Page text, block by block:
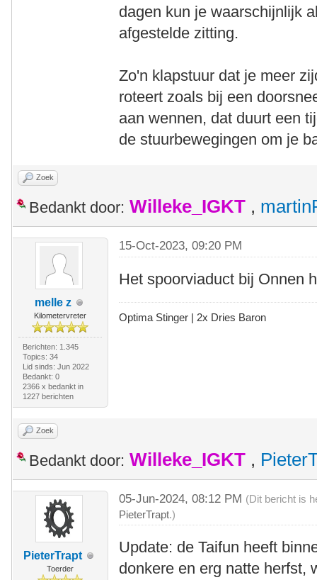
dagen kun je waarschijnlijk
afgestelde zitting.
Zo'n klapstuur dat je meer
roteert zoals bij een
aan wennen, dat duurt een
de stuurbewegingen om je
Zoek
Bedankt door: Willeke_IGKT ,
melle z
Kilometervreter
Berichten: 1.345
Topics: 34
Lid sinds: Jun 2022
Bedankt: 0
2366 x bedankt in
1227 berichten
15-Oct-2023, 09:20 PM
Het spoorviaduct bij Onnen
Optima Stinger | 2x Dries Baron
Zoek
Bedankt door: Willeke_IGKT ,
PieterTrapt
Toerder
05-Jun-2024, 08:12 PM (Dit bericht is
PieterTrapt.)
Update: de Taifun heeft
donkere en erg natte herfst,